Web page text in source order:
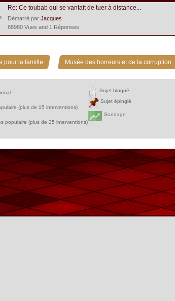
Re: Ce toubab qui se vantait de tuer à distance...
Démarré parJacques
88980 Vues and 1 Réponses
pour la famille » Musée des horreurs et de la corruption
(plus de 15 interventions)
populaire (plus de 25 interventions)
Sujet bloqué
Sujet épinglé
Sondage